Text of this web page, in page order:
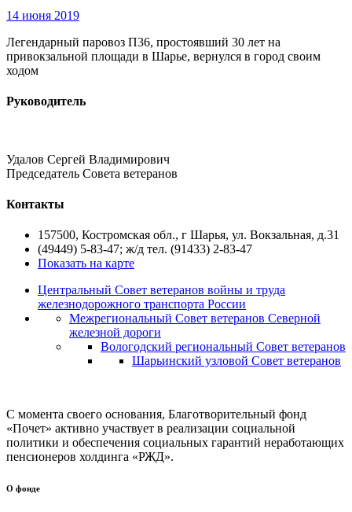
14 июня 2019
Легендарный паровоз П36, простоявший 30 лет на
привокзальной площади в Шарье, вернулся в город своим
ходом
Руководитель
Удалов Сергей Владимирович
Председатель Совета ветеранов
Контакты
157500, Костромская обл., г Шарья, ул. Вокзальная, д.31
(49449) 5-83-47; ж/д тел. (91433) 2-83-47
Показать на карте
Центральный Совет ветеранов войны и труда
железнодорожного транспорта России
Межрегиональный Совет ветеранов Северной
железной дороги
Вологодский региональный Совет ветеранов
Шарьинский узловой Совет ветеранов
С момента своего основания, Благотворительный фонд
«Почет» активно участвует в реализации социальной
политики и обеспечения социальных гарантий неработающих
пенсионеров холдинга «РЖД».
О фонде